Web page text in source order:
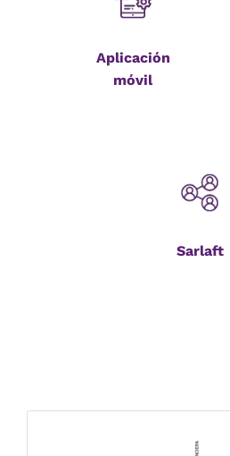
Aplicación
móvil
Sarlaft